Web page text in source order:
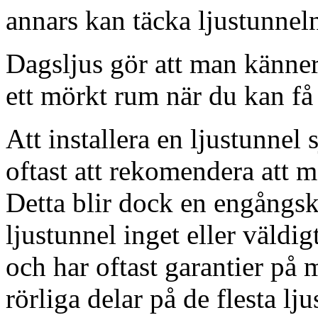
annars kan täcka
Dagsljus gör att man
ett mörkt rum när du kan
Att installera en ljustunnel
oftast att rekomendera att
Detta blir dock en
ljustunnel inget eller
och har oftast garantier på
rörliga delar på de flesta